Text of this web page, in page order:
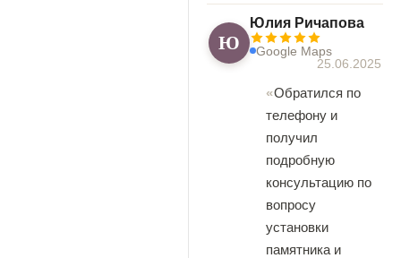
Ю
Юлия Ричапова
Google Maps
25.06.2025
Обратился по
телефону и
получил
подробную
консультацию по
вопросу
установки
памятника и